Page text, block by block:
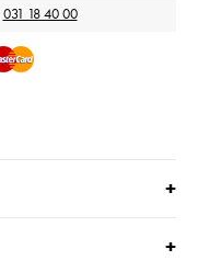
031 18 40 00
+
+